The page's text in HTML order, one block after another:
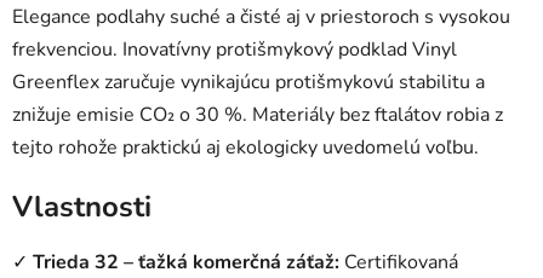
Elegance podlahy suché a čisté aj v priestoroch s vysokou
frekvenciou. Inovatívny protišmykový podklad Vinyl
Greenflex zaručuje vynikajúcu protišmykovú stabilitu a
znižuje emisie CO₂ o 30 %. Materiály bez ftalátov robia z
tejto rohože praktickú aj ekologicky uvedomelú voľbu.
Vlastnosti
✓ Trieda 32 – ťažká komerčná záťaž: Certifikovaná